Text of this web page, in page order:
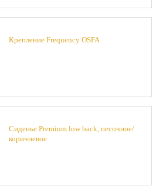
Крепление Frequency OSFA
Сиденье Premium low back, песочное/
коричневое